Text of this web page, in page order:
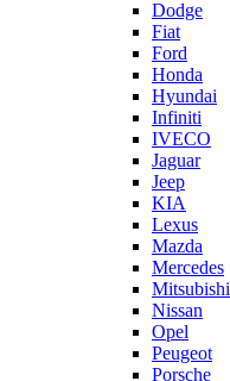
Dodge
Fiat
Ford
Honda
Hyundai
Infiniti
IVECO
Jaguar
Jeep
KIA
Lexus
Mazda
Mercedes
Mitsubishi
Nissan
Opel
Peugeot
Porsche